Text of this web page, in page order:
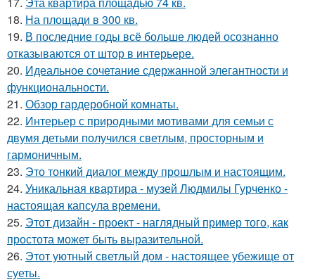
18. На площади в 300 кв.
19. В последние годы всё больше людей осознанно
отказываются от штор в интерьере.
20. Идеальное сочетание сдержанной элегантности и
функциональности.
21. Обзор гардеробной комнаты.
22. Интерьер с природными мотивами для семьи с
двумя детьми получился светлым, просторным и
гармоничным.
23. Это тонкий диалог между прошлым и настоящим.
24. Уникальная квартира - музей Людмилы Гурченко -
настоящая капсула времени.
25. Этот дизайн - проект - наглядный пример того, как
простота может быть выразительной.
26. Этот уютный светлый дом - настоящее убежище от
суеты.